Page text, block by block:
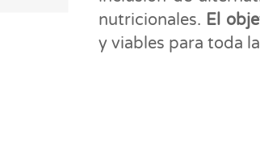
nutricionales. El
y viables para toda